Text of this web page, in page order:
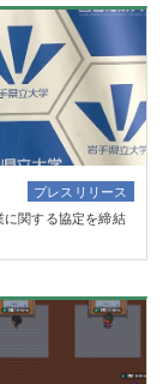
プレスリリース
に関する協定を締結